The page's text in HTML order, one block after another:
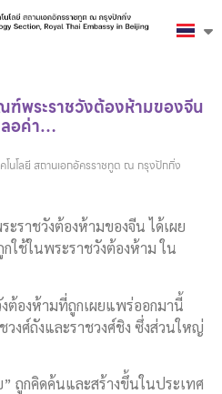
พระราชวังต้องห้ามของจีน
ลอค่า…
โนโลยี สถานเอกอัครราชทูต ณ กรุงปักกิ่ง
าชวังต้องห้ามของจีน ได้เผย
ใช้ในพระราชวังต้องห้าม ใน
ต้องห้ามที่ถูกเผยแพร่ออกมานี้
งศ์ถังและราชวงศ์ชิง ซึ่งส่วนใหญ่
ถูกคิดค้นและสร้างขึ้นในประเทศ